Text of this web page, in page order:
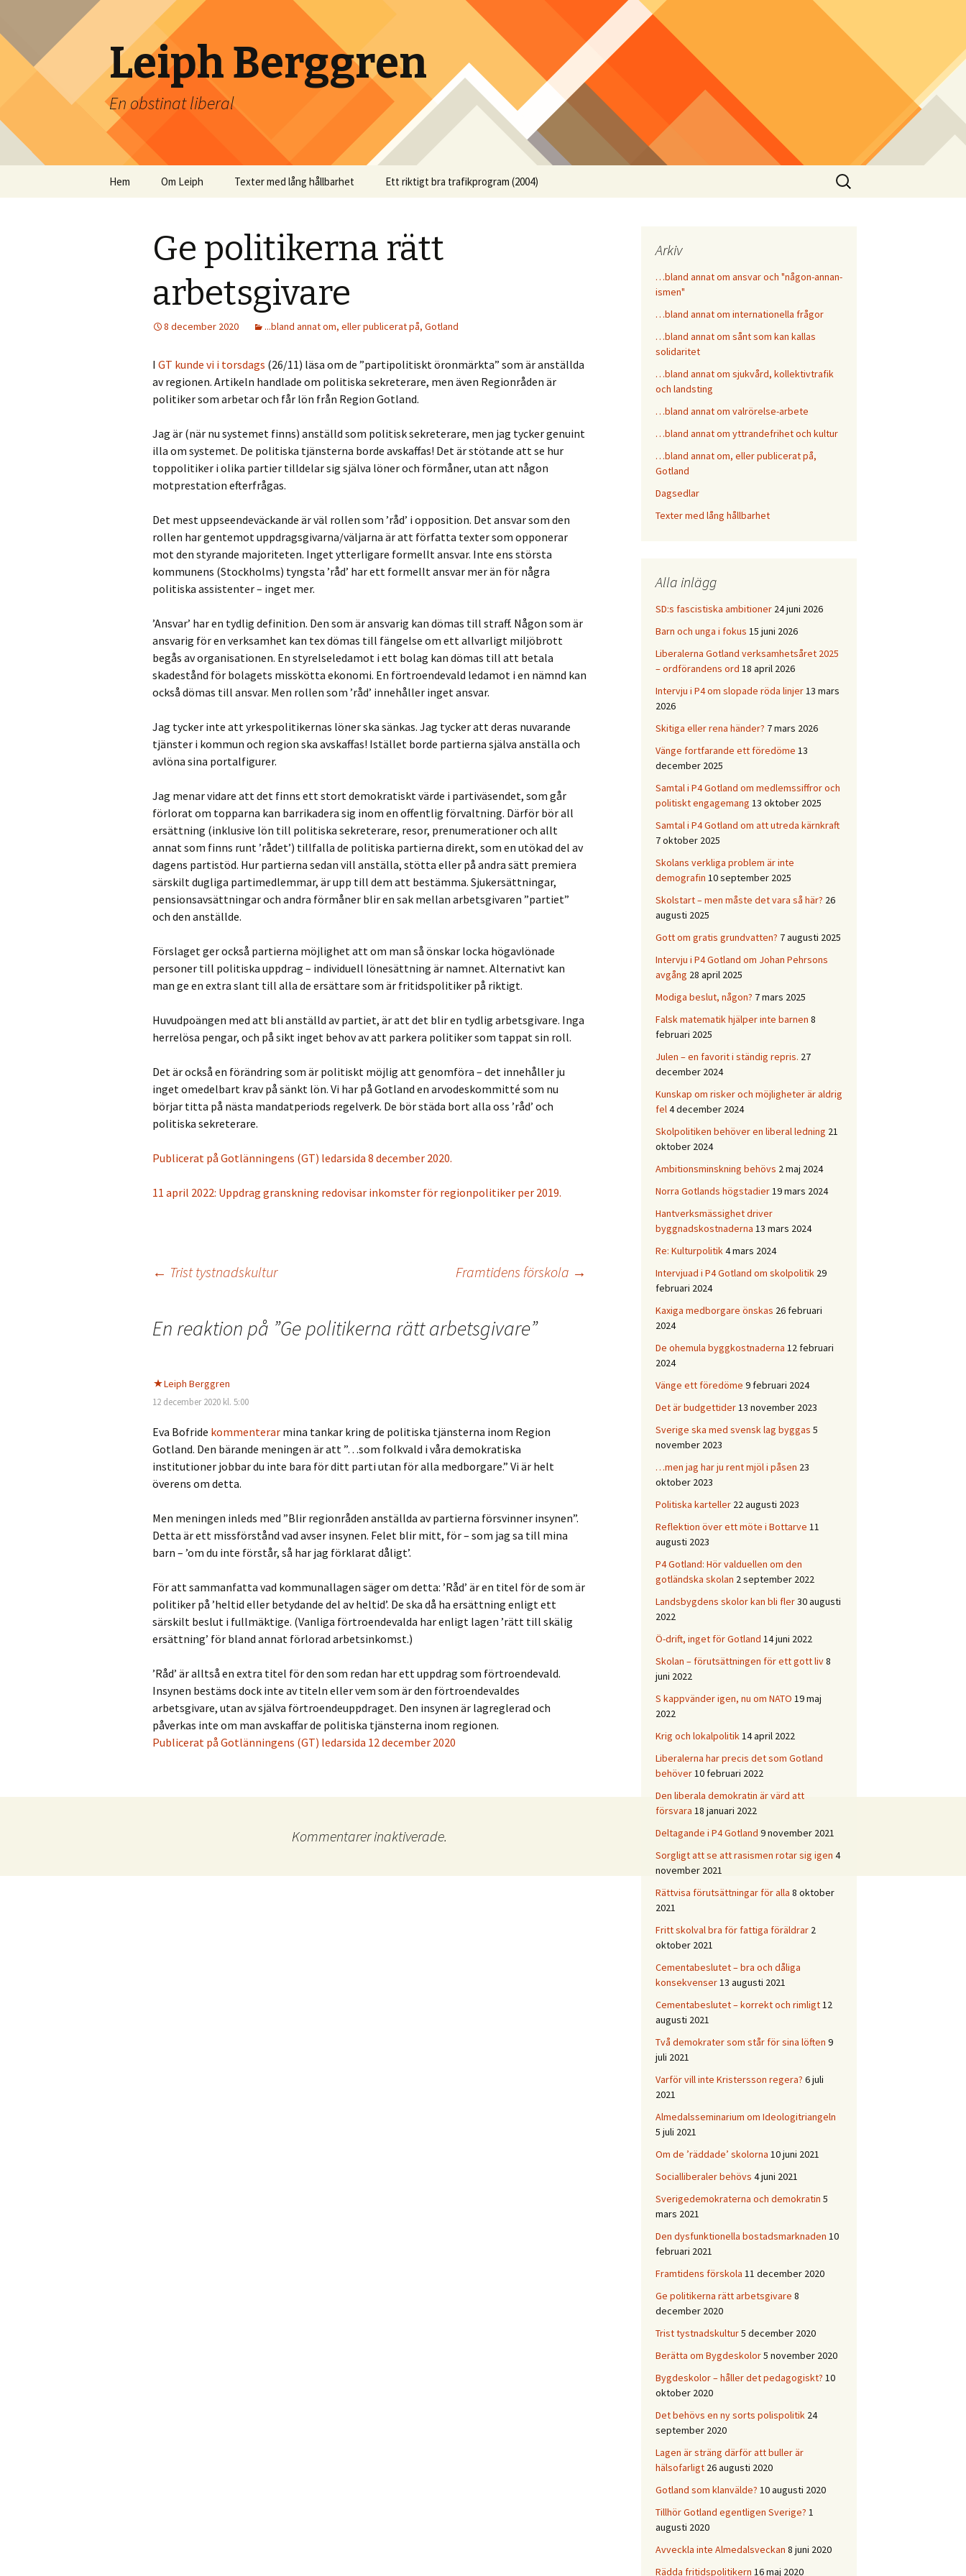
Leiph Berggren
En obstinat liberal
Hoppa
Hem Om Leiph Texter med lång hållbarhet Ett riktigt bra trafikprogram (2004)
Sök
efter:
Ge politikerna rätt
arbetsgivare
8 december 2020 ...bland annat om, eller publicerat på, Gotland
I GT kunde vi i torsdags (26/11) läsa om de ”partipolitiskt öronmärkta” som är anställda
av regionen. Artikeln handlade om politiska sekreterare, men även Regionråden är
politiker som arbetar och får lön från Region Gotland.
Jag är (när nu systemet finns) anställd som politisk sekreterare, men jag tycker genuint
illa om systemet. De politiska tjänsterna borde avskaffas! Det är stötande att se hur
toppolitiker i olika partier tilldelar sig själva löner och förmåner, utan att någon
motprestation efterfrågas.
Det mest uppseendeväckande är väl rollen som ’råd’ i opposition. Det ansvar som den
rollen har gentemot uppdragsgivarna/väljarna är att författa texter som opponerar
mot den styrande majoriteten. Inget ytterligare formellt ansvar. Inte ens största
kommunens (Stockholms) tyngsta ’råd’ har ett formellt ansvar mer än för några
politiska assistenter – inget mer.
’Ansvar’ har en tydlig definition. Den som är ansvarig kan dömas till straff. Någon som är
ansvarig för en verksamhet kan tex dömas till fängelse om ett allvarligt miljöbrott
begås av organisationen. En styrelseledamot i ett bolag kan dömas till att betala
skadestånd för bolagets misskötta ekonomi. En förtroendevald ledamot i en nämnd kan
också dömas till ansvar. Men rollen som ’råd’ innehåller inget ansvar.
Jag tycker inte att yrkespolitikernas löner ska sänkas. Jag tycker att deras nuvarande
tjänster i kommun och region ska avskaffas! Istället borde partierna själva anställa och
avlöna sina portalfigurer.
Jag menar vidare att det finns ett stort demokratiskt värde i partiväsendet, som går
förlorat om topparna kan barrikadera sig inom en offentlig förvaltning. Därför bör all
ersättning (inklusive lön till politiska sekreterare, resor, prenumerationer och allt
annat som finns runt ’rådet’) tillfalla de politiska partierna direkt, som en utökad del av
dagens partistöd. Hur partierna sedan vill anställa, stötta eller på andra sätt premiera
särskilt dugliga partimedlemmar, är upp till dem att bestämma. Sjukersättningar,
pensionsavsättningar och andra förmåner blir en sak mellan arbetsgivaren ”partiet”
och den anställde.
Förslaget ger också partierna möjlighet att om man så önskar locka högavlönade
personer till politiska uppdrag – individuell lönesättning är namnet. Alternativt kan
man ge en extra slant till alla de ersättare som är fritidspolitiker på riktigt.
Huvudpoängen med att bli anställd av partiet, är att det blir en tydlig arbetsgivare. Inga
herrelösa pengar, och på sikt inget behov av att parkera politiker som tappat sin roll.
Det är också en förändring som är politiskt möjlig att genomföra – det innehåller ju
inget omedelbart krav på sänkt lön. Vi har på Gotland en arvodeskommitté som nu
börjar titta på nästa mandatperiods regelverk. De bör städa bort alla oss ’råd’ och
politiska sekreterare.
Publicerat på Gotlänningens (GT) ledarsida 8 december 2020.
11 april 2022: Uppdrag granskning redovisar inkomster för regionpolitiker per 2019.
← Trist tystnadskultur Framtidens förskola →
En reaktion på ”Ge politikerna rätt arbetsgivare”
Leiph Berggren
12 december 2020 kl. 5:00
Eva Bofride kommenterar mina tankar kring de politiska tjänsterna inom Region
Gotland. Den bärande meningen är att ”…som folkvald i våra demokratiska
institutioner jobbar du inte bara för ditt parti utan för alla medborgare.” Vi är helt
överens om detta.
Men meningen inleds med ”Blir regionråden anställda av partierna försvinner insynen”.
Detta är ett missförstånd vad avser insynen. Felet blir mitt, för – som jag sa till mina
barn – ’om du inte förstår, så har jag förklarat dåligt’.
För att sammanfatta vad kommunallagen säger om detta: ’Råd’ är en titel för de som är
politiker på ’heltid eller betydande del av heltid’. De ska då ha ersättning enligt ett
särskilt beslut i fullmäktige. (Vanliga förtroendevalda har enligt lagen ’rätt till skälig
ersättning’ för bland annat förlorad arbetsinkomst.)
’Råd’ är alltså en extra titel för den som redan har ett uppdrag som förtroendevald.
Insynen bestäms dock inte av titeln eller vem som är den förtroendevaldes
arbetsgivare, utan av själva förtroendeuppdraget. Den insynen är lagreglerad och
påverkas inte om man avskaffar de politiska tjänsterna inom regionen.
Publicerat på Gotlänningens (GT) ledarsida 12 december 2020
Kommentarer inaktiverade.
Arkiv
…bland annat om ansvar och "någon-annan-
ismen"
…bland annat om internationella frågor
…bland annat om sånt som kan kallas
solidaritet
…bland annat om sjukvård, kollektivtrafik
och landsting
…bland annat om valrörelse-arbete
…bland annat om yttrandefrihet och kultur
…bland annat om, eller publicerat på,
Gotland
Dagsedlar
Texter med lång hållbarhet
Alla inlägg
SD:s fascistiska ambitioner 24 juni 2026
Barn och unga i fokus 15 juni 2026
Liberalerna Gotland verksamhetsåret 2025
– ordförandens ord 18 april 2026
Intervju i P4 om slopade röda linjer13 mars
2026
Skitiga eller rena händer? 7 mars 2026
Vänge fortfarande ett föredöme 13
december 2025
Samtal i P4 Gotland om medlemssiffror och
politiskt engagemang 13 oktober 2025
Samtal i P4 Gotland om att utreda kärnkraft
7 oktober 2025
Skolans verkliga problem är inte
demografin 10 september 2025
Skolstart – men måste det vara så här? 26
augusti 2025
Gott om gratis grundvatten? 7 augusti 2025
Intervju i P4 Gotland om Johan Pehrsons
avgång 28 april 2025
Modiga beslut, någon? 7 mars 2025
Falsk matematik hjälper inte barnen 8
februari 2025
Julen – en favorit i ständig repris. 27
december 2024
Kunskap om risker och möjligheter är aldrig
fel4 december 2024
Skolpolitiken behöver en liberal ledning 21
oktober 2024
Ambitionsminskning behövs 2 maj 2024
Norra Gotlands högstadier19 mars 2024
Hantverksmässighet driver
byggnadskostnaderna 13 mars 2024
Re: Kulturpolitik4 mars 2024
Intervjuad i P4 Gotland om skolpolitik 29
februari 2024
Kaxiga medborgare önskas 26 februari
2024
De ohemula byggkostnaderna 12 februari
2024
Vänge ett föredöme 9 februari 2024
Det är budgettider13 november 2023
Sverige ska med svensk lag byggas 5
november 2023
…men jag har ju rent mjöl i påsen 23
oktober 2023
Politiska karteller 22 augusti 2023
Reflektion över ett möte i Bottarve 11
augusti 2023
P4 Gotland: Hör valduellen om den
gotländska skolan 2 september 2022
Landsbygdens skolor kan bli fler30 augusti
2022
Ö-drift, inget för Gotland 14 juni 2022
Skolan – förutsättningen för ett gott liv8
juni 2022
S kappvänder igen, nu om NATO 19 maj
2022
Krig och lokalpolitik14 april 2022
Liberalerna har precis det som Gotland
behöver10 februari 2022
Den liberala demokratin är värd att
försvara 18 januari 2022
Deltagande i P4 Gotland 9 november 2021
Sorgligt att se att rasismen rotar sig igen 4
november 2021
Rättvisa förutsättningar för alla 8 oktober
2021
Fritt skolval bra för fattiga föräldrar 2
oktober 2021
Cementabeslutet – bra och dåliga
konsekvenser13 augusti 2021
Cementabeslutet – korrekt och rimligt12
augusti 2021
Två demokrater som står för sina löften 9
juli 2021
Varför vill inte Kristersson regera? 6 juli
2021
Almedalsseminarium om Ideologitriangeln
5 juli 2021
Om de ’räddade’ skolorna 10 juni 2021
Socialliberaler behövs 4 juni 2021
Sverigedemokraterna och demokratin 5
mars 2021
Den dysfunktionella bostadsmarknaden 10
februari 2021
Framtidens förskola 11 december 2020
Ge politikerna rätt arbetsgivare 8
december 2020
Trist tystnadskultur5 december 2020
Berätta om Bygdeskolor5 november 2020
Bygdeskolor – håller det pedagogiskt? 10
oktober 2020
Det behövs en ny sorts polispolitik 24
september 2020
Lagen är sträng därför att buller är
hälsofarligt 26 augusti 2020
Gotland som klanvälde? 10 augusti 2020
Tillhör Gotland egentligen Sverige? 1
augusti 2020
Avveckla inte Almedalsveckan 8 juni 2020
Rädda fritidspolitikern 16 maj 2020